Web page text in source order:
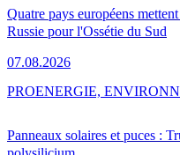
Quatre pays européens
Russie pour l'Ossétie du Sud
07.08.2026
Panneaux solaires et puces :
PROENERGIE,